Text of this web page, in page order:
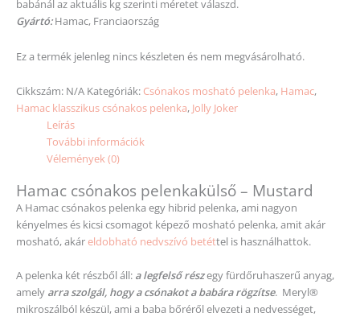
babánál az aktuális kgszerinti méretetválaszd.
Gyártó:Hamac, Franciaország
Ez a termék jelenleg nincs készleten és nem megvásárolható.
Cikkszám: N/A Kategóriák: Csónakos mosható pelenka, Hamac,
Hamac klasszikus csónakos pelenka, Jolly Joker
Leírás
További információk
Vélemények (0)
Hamac csónakos pelenkakülső – Mustard
A Hamac csónakos pelenka egy hibrid pelenka, ami nagyon
kényelmes és kicsi csomagot képező mosható pelenka, amit akár
mosható, akáreldobható nedvszívó betéttel is használhattok.
A pelenka két részből áll: a legfelső részegy fürdőruhaszerű anyag,
amely arra szolgál, hogy a csónakot a babára rögzítse. Meryl®
mikroszálból készül, ami a baba bőréről elvezeti a nedvességet,